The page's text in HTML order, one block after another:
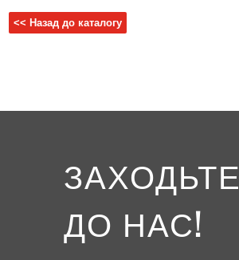
<< Назад до каталогу
ЗАХОДЬТЕ
ДО НАС!